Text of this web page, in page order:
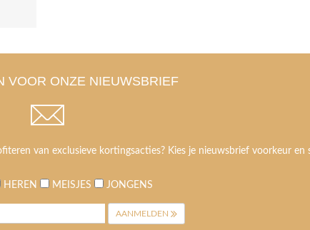
VOOR ONZE NIEUWSBRIEF
van exclusieve kortingsacties? Kies je nieuwsbrief voorkeur en
HEREN MEISJES JONGENS
AANMELDEN